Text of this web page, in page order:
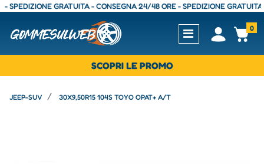
GRATUITA - CONSEGNA 24/48 ORE - SPEDIZIONE GRATUITA -
Open0
SCOPRI LE PROMO
JEEP-SUV 30X9,50R15 104S TOYO OPAT+ A/T